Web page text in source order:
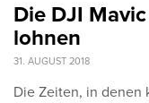
Die DJI
lohnen
31. AUGUST 2018
Die Zeiten, in denen